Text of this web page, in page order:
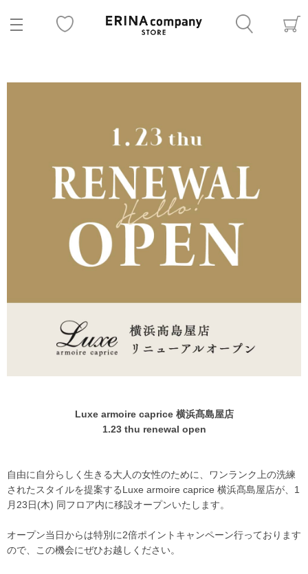
Luxe armoire caprice 横浜髙島屋店
1.23 thu renewal open
自由に自分らしく生きる大人の女性のために、ワンランク上の洗練
されたスタイルを提案するLuxe armoire caprice 横浜髙島屋店が、1
月23日(木) 同フロア内に移設オープンいたします。
オープン当日からは特別に2倍ポイントキャンペーン行っております
ので、この機会にぜひお越しください。